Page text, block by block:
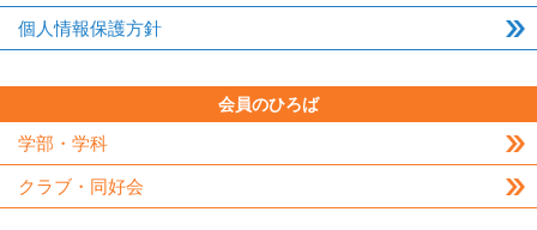
個人情報保護方針
会員のひろば
学部・学科
クラブ・同好会